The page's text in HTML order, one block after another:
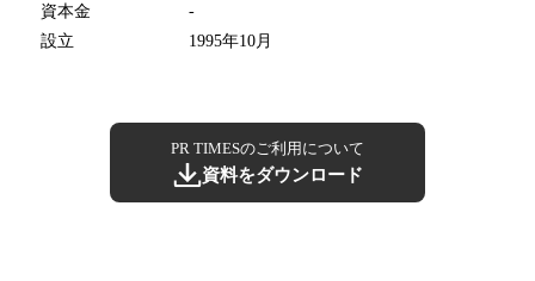
資本金
-
設立
1995年10月
PR TIMESのご利用について
資料をダウンロード